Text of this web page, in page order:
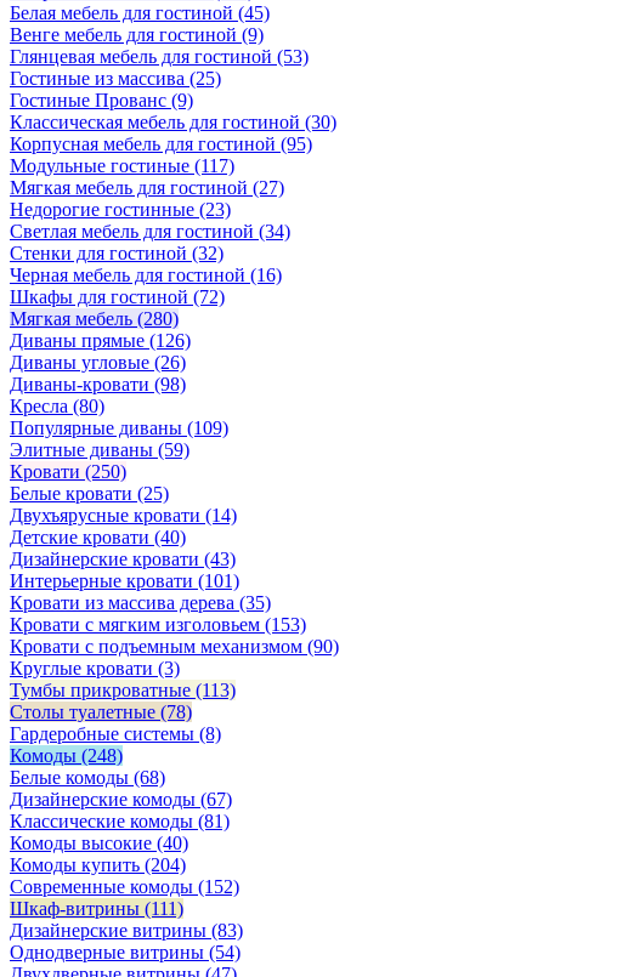
Белая мебель для гостиной (45)
Венге мебель для гостиной (9)
Глянцевая мебель для гостиной (53)
Гостиные из массива (25)
Гостиные Прованс (9)
Классическая мебель для гостиной (30)
Корпусная мебель для гостиной (95)
Модульные гостиные (117)
Мягкая мебель для гостиной (27)
Недорогие гостинные (23)
Светлая мебель для гостиной (34)
Стенки для гостиной (32)
Черная мебель для гостиной (16)
Шкафы для гостиной (72)
Мягкая мебель (280)
Диваны прямые (126)
Диваны угловые (26)
Диваны-кровати (98)
Кресла (80)
Популярные диваны (109)
Элитные диваны (59)
Кровати (250)
Белые кровати (25)
Двухъярусные кровати (14)
Детские кровати (40)
Дизайнерские кровати (43)
Интерьерные кровати (101)
Кровати из массива дерева (35)
Кровати с мягким изголовьем (153)
Кровати с подъемным механизмом (90)
Круглые кровати (3)
Тумбы прикроватные (113)
Столы туалетные (78)
Гардеробные системы (8)
Комоды (248)
Белые комоды (68)
Дизайнерские комоды (67)
Классические комоды (81)
Комоды высокие (40)
Комоды купить (204)
Современные комоды (152)
Шкаф-витрины (111)
Дизайнерские витрины (83)
Однодверные витрины (54)